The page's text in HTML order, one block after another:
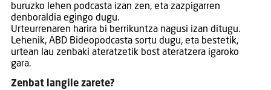
buruzko lehen podcasta izan zen, eta zazpigarren
denboraldia egingo dugu.
Urteurrenaren harira bi berrikuntza nagusi izan ditugu.
Lehenik, ABD Bideopodcasta sortu dugu, eta bestetik,
urtean lau zenbaki ateratzetik bost ateratzera igaroko
gara.
Zenbat langile zarete?